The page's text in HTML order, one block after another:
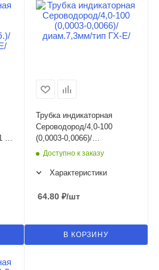
—
Трубка индикаторная
Сероводород/4,0-100
(0,0003-0,0066)/
диам.7,3мм/тип ГХ-Е/
Доступно к заказу
Характеристики
64.80 ₽/шт
В КОРЗИНУ